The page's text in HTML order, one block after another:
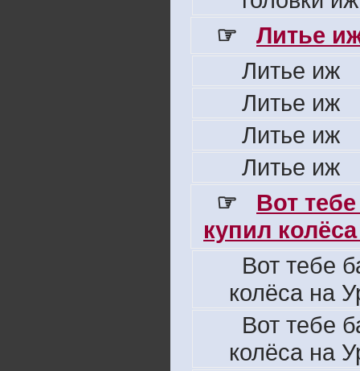
☞
Литье
Литье иж
Литье иж
Литье иж
Литье иж
☞
Вот
купил
Вот тебе
колёса на
Вот тебе
колёса на